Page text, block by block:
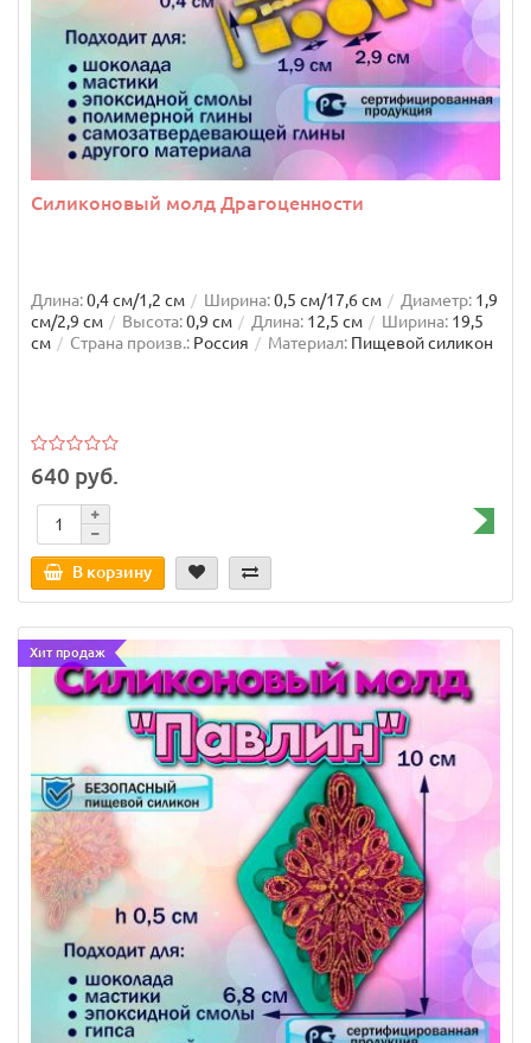
Силиконовый молд Драгоценности
Длина:0,4 см/1,2 см Ширина:0,5 см/17,6 см Диаметр: 1,9
см/2,9 см
Высота:0,9 см Длина: 12,5 см Ширина: 19,5
см
Страна произв.: Россия Материал: Пищевой силикон
640 руб.
В корзину
Хит продаж